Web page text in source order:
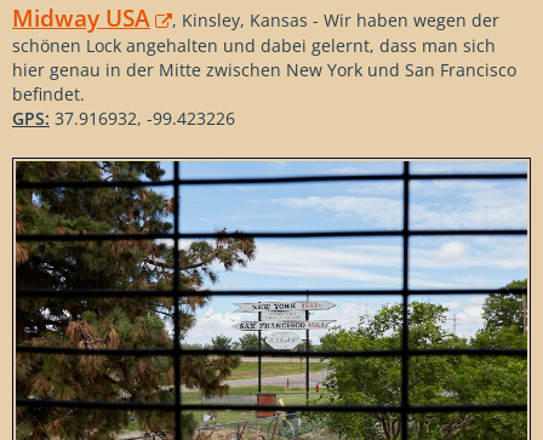
Midway USA
, Kinsley, Kansas - Wir haben wegen der
schönen Lock angehalten und dabei gelernt, dass man sich
hier genau in der Mitte zwischen New York und San Francisco
befindet.
GPS: 37.916932, -99.423226